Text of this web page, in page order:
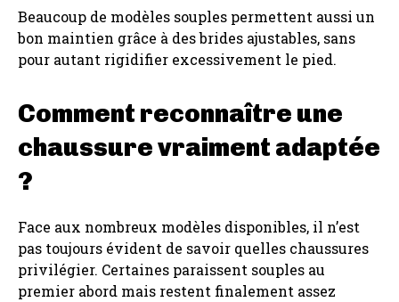
Beaucoup de modèles souples permettent aussi un
bon maintien grâce à des brides ajustables, sans
pour autant rigidifier excessivement le pied.
Comment reconnaître une
chaussure vraiment adaptée
?
Face aux nombreux modèles disponibles, il n’est
pas toujours évident de savoir quelles chaussures
privilégier. Certaines paraissent souples au
premier abord mais restent finalement assez